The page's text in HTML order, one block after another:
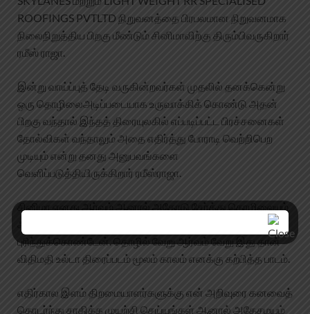
ROOFINGS PVTLTD நிறுவனத்தை பிரபலமான நிறுவனமாக
நிலைநிறுத்திய பிறகு மீண்டும் சினிமாவிற்கு திரும்பிவருகிறார்
ரமீஸ் ராஜா.
இன்று வாய்ப்புத் தேடி வருகின்றவர்கள் முதலில் தனக்கென்று
ஒரு தொழிலைஅடிப்படையாக உருவாக்கிக் கொண்டு அதன்
பிறகு வந்தால் இந்தத் திரையுலகில் எப்படிப்பட்ட பிரச்சனைகள்
தோல்விகள் வந்தாலும் அதை எதிர்த்து போராடி வெற்றிபெற
முடியும் என்று தனது அனுபவங்களை
வெளிப்படுத்தியிருக்கிறார் ரமீஸ்ராஜா.
சினிமா எனது ஆர்வம் ஆனால் அதோடு சேர்த்து தொழிலையும்
புரிந்துக்கொண்டேன். தொழில் வேறு ஆர்வம் வேறு இது தான்
விதிமதி உல்டா திரைப்படம் மூலம் காலம் எனக்கு கற்பித்த பாடம்.
எதிர்கால இளம் திறமையாளர்களுக்கு என் அறிவுரை கனவைத்
தொடர்ந்து சாதிக்க முயற்சி செய்யுங்கள் ஆனால் அதேசமயம்